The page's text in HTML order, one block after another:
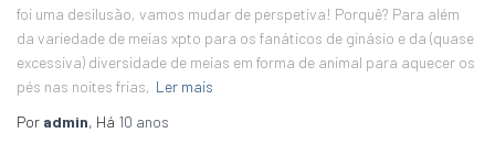
foi uma desilusão, vamos mudar de perspetiva! Porquê? Para além
da variedade de meias xpto para os fanáticos de ginásio e da (quase
excessiva) diversidade de meias em forma de animal para aquecer os
pés nas noites frias, Ler mais
Por admin, Há 10 anos